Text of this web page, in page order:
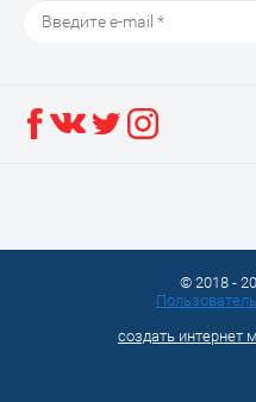
© 2018 -
создать интернет